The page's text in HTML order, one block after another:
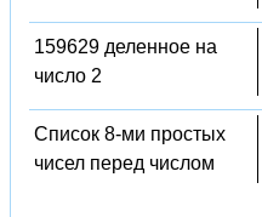
159629 деленное на
число 2
Список 8-ми простых
чисел перед числом